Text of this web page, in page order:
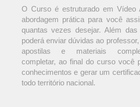
O Curso é estruturado em Vídeo
abordagem prática para você
quantas vezes desejar. Além
poderá enviar dúvidas ao
apostilas e materiais
completar, ao final do curso você
conhecimentos e gerar um
todo território nacional.